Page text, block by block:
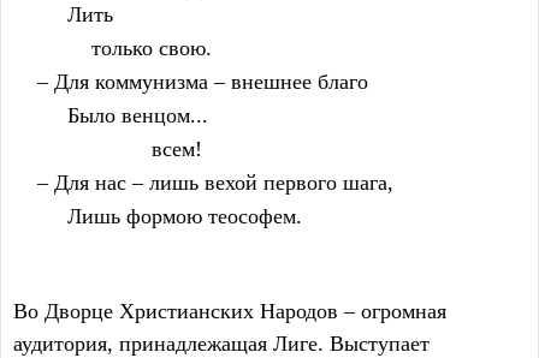
         Лить
             только свою.
    – Для коммунизма – внешнее благо
         Было венцом...
                       всем!
    – Для нас – лишь вехой первого шага,
         Лишь формою теософем.
Во Дворце Христианских Народов – огромная
аудитория, принадлежащая Лиге. Выступает